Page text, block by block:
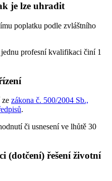
je lze uhradit
poplatku podle zvláštního
profesní kvalifikaci činí 1
zákona č. 500/2004 Sb.,
.
či usnesení ve lhůtě 30
(dotčení) řešení životní